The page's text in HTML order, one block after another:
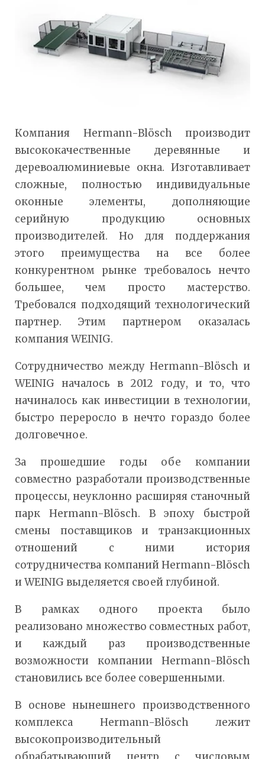
Компания Hermann-Blösch производит
высококачественные деревянные и
деревоалюминиевые окна. Изготавливает
сложные, полностью индивидуальные
оконные элементы, дополняющие
серийную продукцию основных
производителей. Но для поддержания
этого преимущества на все более
конкурентном рынке требовалось нечто
большее, чем просто мастерство.
Требовался подходящий технологический
партнер. Этим партнером оказалась
компания WEINIG.
Сотрудничество между Hermann-Blösch и
WEINIG началось в 2012 году, и то, что
начиналось как инвестиции в технологии,
быстро переросло в нечто гораздо более
долговечное.
За прошедшие годы обе компании
совместно разработали производственные
процессы, неуклонно расширяя станочный
парк Hermann-Blösch. В эпоху быстрой
смены поставщиков и транзакционных
отношений с ними история
сотрудничества компаний Hermann-Blösch
и WEINIG выделяется своей глубиной.
В рамках одного проекта было
реализовано множество совместных работ,
и каждый раз производственные
возможности компании Hermann-Blösch
становились все более совершенными.
В основе нынешнего производственного
комплекса Hermann-Blösch лежит
высокопроизводительный